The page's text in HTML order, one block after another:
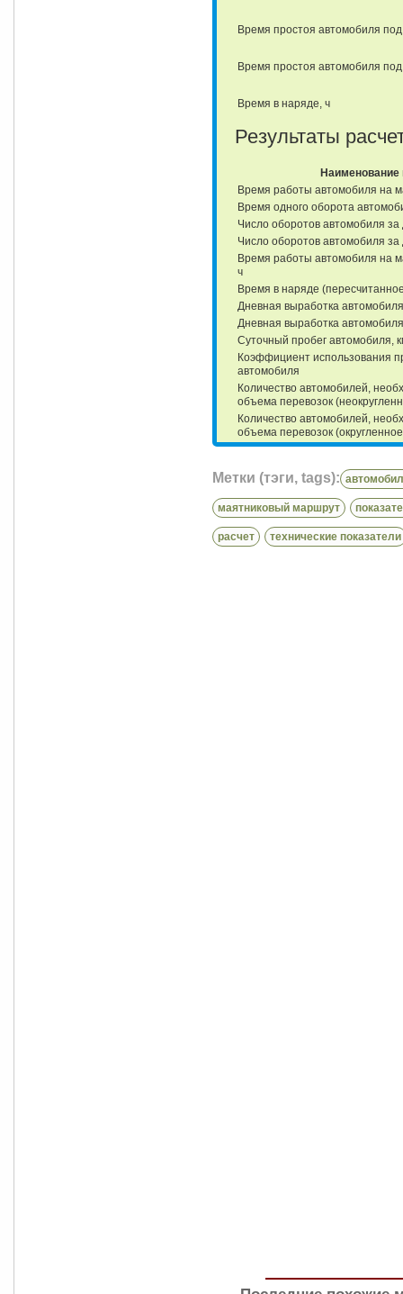
Время простоя автомобиля под
Время простоя автомобиля под
Время в наряде, ч
Результаты
Наименование
Время работы автомобиля на
Время одного оборота
Число оборотов автомобиля за
Число оборотов автомобиля за
Время работы автомобиля на
ч
Время в наряде
Дневная выработка
Дневная выработка
Cуточный пробег автомобиля,
Коэффициент использования
автомобиля
Количество автомобилей,
объема перевозок
Количество автомобилей,
объема перевозок
Метки (тэги, tags):
маятниковый маршрут
расчет технические показатели